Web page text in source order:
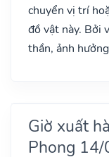
chuyển vị trí
đồ vật này. Bởi
thần, ảnh
Giờ xuất
Phong